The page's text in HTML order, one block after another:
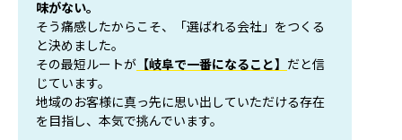
味がない。
そう痛感したからこそ、「選ばれる会社」をつくる
と決めました。
その最短ルートが 【岐阜で一番になること】 だと信
じています。
地域のお客様に真っ先に思い出していただける存在
を目指し、本気で挑んでいます。